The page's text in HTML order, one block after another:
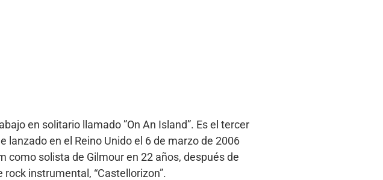
en solitario llamado ”On An Island”. Es el tercer
en el Reino Unido el 6 de marzo de 2006
como solista de Gilmour en 22 años, después de
instrumental, “Castellorizon”.